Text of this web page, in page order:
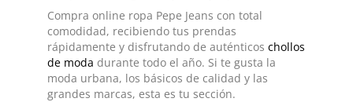
Compra online ropa Pepe Jeans con total
comodidad, recibiendo tus prendas
rápidamente y disfrutando de auténticos chollos
de moda durante todo el año. Si te gusta la
moda urbana, los básicos de calidad y las
grandes marcas, esta es tu sección.